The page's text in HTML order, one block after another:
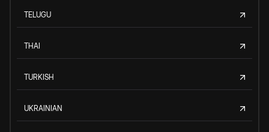
TELUGU
THAI
TURKISH
UKRAINIAN